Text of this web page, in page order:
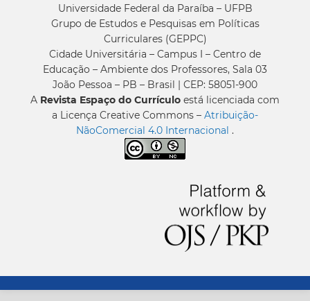
Universidade Federal da Paraíba – UFPB
Grupo de Estudos e Pesquisas em Políticas
Curriculares (GEPPC)
Cidade Universitária – Campus I – Centro de
Educação – Ambiente dos Professores, Sala 03
João Pessoa – PB – Brasil | CEP: 58051-900
A Revista Espaço do Currículo está licenciada com
a Licença Creative Commons – Atribuição-
NãoComercial 4.0 Internacional .